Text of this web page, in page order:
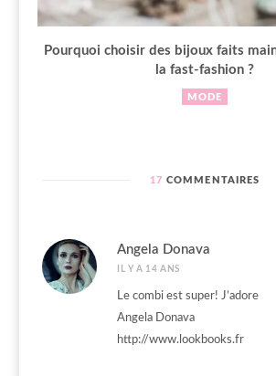
Pourquoi choisir des bijoux faits
la fast-fashion ?
MODE
17 COMMENTAIRES
Angela Donava
IL Y A 14 ANS
Le combi est super! J’adore
Angela Donava
http://www.lookbooks.fr